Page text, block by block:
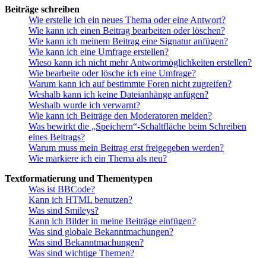
Beiträge schreiben
Wie erstelle ich ein neues Thema oder eine Antwort?
Wie kann ich einen Beitrag bearbeiten oder löschen?
Wie kann ich meinem Beitrag eine Signatur anfügen?
Wie kann ich eine Umfrage erstellen?
Wieso kann ich nicht mehr Antwortmöglichkeiten erstellen?
Wie bearbeite oder lösche ich eine Umfrage?
Warum kann ich auf bestimmte Foren nicht zugreifen?
Weshalb kann ich keine Dateianhänge anfügen?
Weshalb wurde ich verwarnt?
Wie kann ich Beiträge den Moderatoren melden?
Was bewirkt die „Speichern“-Schaltfläche beim Schreiben
eines Beitrags?
Warum muss mein Beitrag erst freigegeben werden?
Wie markiere ich ein Thema als neu?
Textformatierung und Thementypen
Was ist BBCode?
Kann ich HTML benutzen?
Was sind Smileys?
Kann ich Bilder in meine Beiträge einfügen?
Was sind globale Bekanntmachungen?
Was sind Bekanntmachungen?
Was sind wichtige Themen?